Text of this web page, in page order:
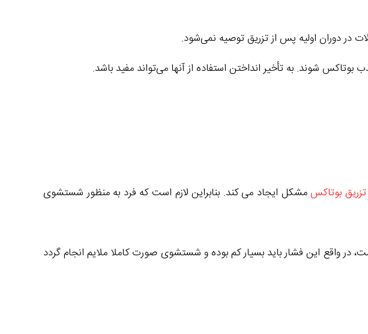
در دوران اولیه پس از تزریق توصیه نمی‌شود.
شوند. به تأخیر انداختن استفاده از آنها می‌تواند مفید باشد.
تزریق بوتاکسمشکل ایجاد می کند. بنابراین لازم است که فرد به منظور شستشوی
در واقع این فشار باید بسیار کم بوده و شستشوی صورت کاملا ملایم انجام گردد